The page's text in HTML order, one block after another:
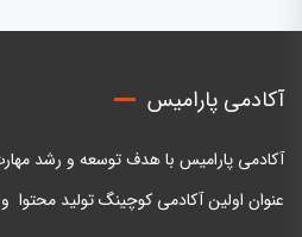
آکادمی پارامیس
آکادمی پارامیس با هدف توسعه و رشد
عنوان اولین آکادمی کوچینگ تولید